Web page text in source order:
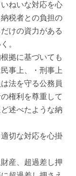
ねいな対応を心
税者との負担の
けの資力がある
。
拠に基づいても
事上、・刑事上
法を守る公務員
権利を尊重して
述べたような納
切な対応を心掛
産、超過差し押